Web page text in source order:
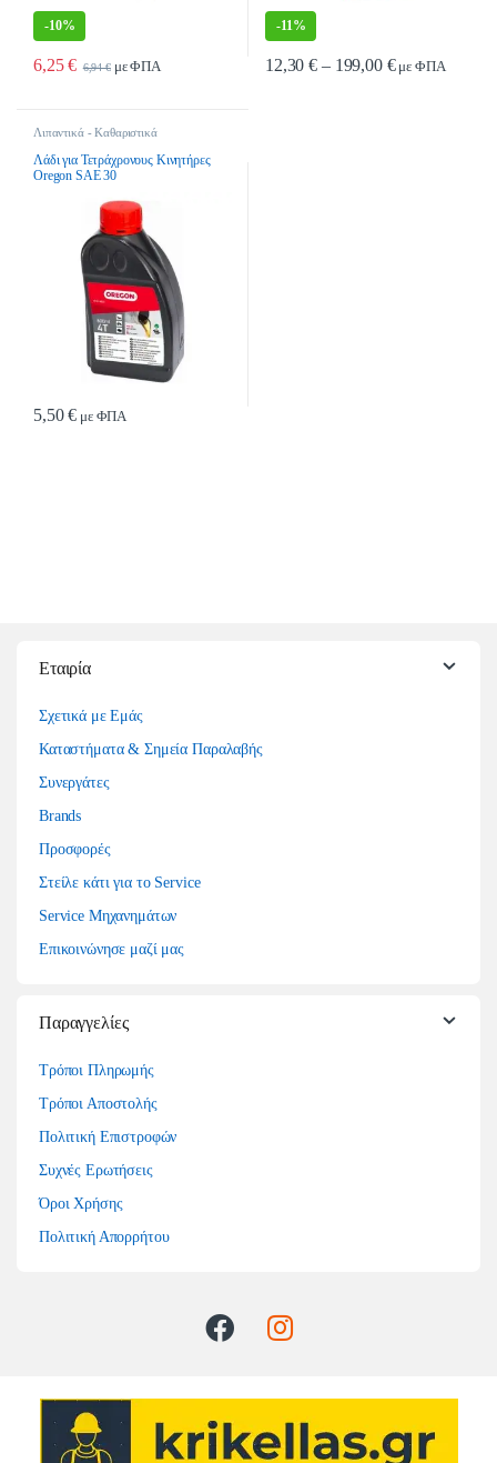
-10%
6,25€ 6,94€με ΦΠΑ
-11%
12,30€ – 199,00 €Price range:
με ΦΠΑ
Λιπαντικά - Καθαριστικά
Λάδι για Τετράχρονους Κινητήρες
Oregon SAE 30
5,50€ με ΦΠΑ
Εταιρία
Σχετικά με Εμάς
Καταστήματα & Σημεία Παραλαβής
Συνεργάτες
Brands
Προσφορές
Στείλε κάτι για το Service
Service Μηχανημάτων
Επικοινώνησε μαζί μας
Παραγγελίες
Τρόποι Πληρωμής
Τρόποι Αποστολής
Πολιτική Επιστροφών
Συχνές Ερωτήσεις
Όροι Χρήσης
Πολιτική Απορρήτου